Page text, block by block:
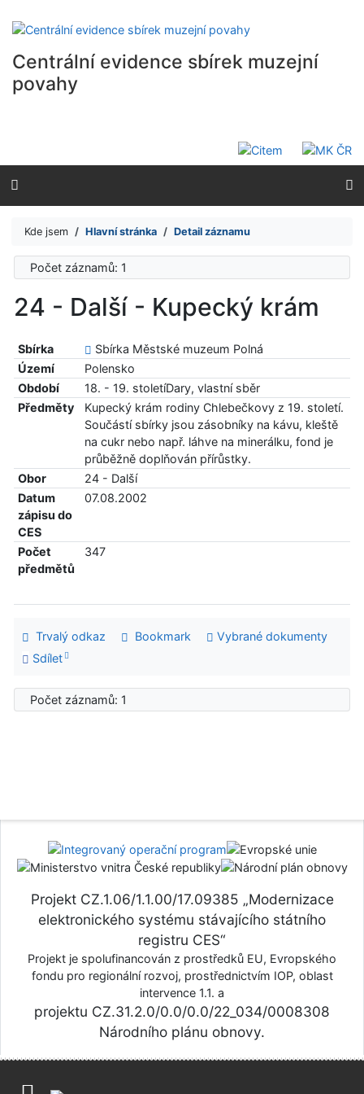
Přejít na menu
Centrální evidence sbírek muzejní
povahy
Kde jsem Hlavní stránka Detail záznamu
Počet záznamů: 1
24 - Další - Kupecký krám
Sbírka
Sbírka Městské muzeum Polná
Území
Polensko
Období
18. - 19. stoletíDary, vlastní sběr
Předměty
Kupecký krám rodiny Chlebečkovy z 19. století.
Součástí sbírky jsou zásobníky na kávu, kleště
na cukr nebo např. láhve na minerálku, fond je
průběžně doplňován přírůstky.
Obor
24 - Další
Datum
zápisu do
CES
07.08.2002
Počet
předmětů
347
Trvalý odkaz Bookmark
Vybrané dokumenty
Sdílet
Počet záznamů: 1
Projekt CZ.1.06/1.1.00/17.09385 „Modernizace
elektronického systému stávajícího státního
registru CES“
Projekt je spolufinancován z prostředků EU, Evropského
fondu pro regionální rozvoj, prostřednictvím IOP, oblast
intervence 1.1. a
projektu CZ.31.2.0/0.0/0.0/22_034/0008308
Národního plánu obnovy.